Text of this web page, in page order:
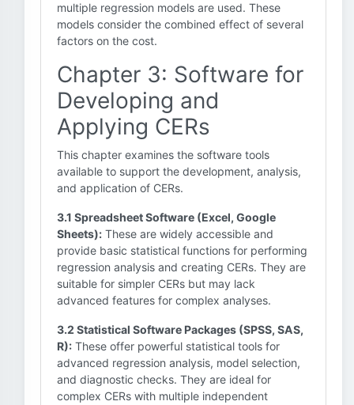
multiple regression models are used. These
models consider the combined effect of several
factors on the cost.
Chapter 3: Software for
Developing and
Applying CERs
This chapter examines the software tools
available to support the development, analysis,
and application of CERs.
3.1 Spreadsheet Software (Excel, Google
Sheets): These are widely accessible and
provide basic statistical functions for performing
regression analysis and creating CERs. They are
suitable for simpler CERs but may lack
advanced features for complex analyses.
3.2 Statistical Software Packages (SPSS, SAS,
R): These offer powerful statistical tools for
advanced regression analysis, model selection,
and diagnostic checks. They are ideal for
complex CERs with multiple independent